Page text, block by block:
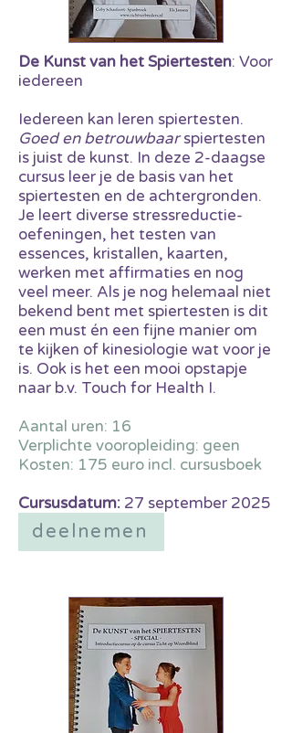
De Kunst van het Spiertesten: Voor
iedereen
Iedereen kan leren spiertesten.
Goed en betrouwbaarspiertesten
is juist de kunst. In deze 2-daagse
cursus leer je de basis van het
spiertesten en de achtergronden.
Je leert diverse stressreductie-
oefeningen, het testen van
essences, kristallen, kaarten,
werken met affirmaties en nog
veel meer. Als je nog helemaal niet
bekend bent met spiertesten is dit
een must én een fijne manier om
te kijken of kinesiologie wat voor je
is. Ook is het een mooi opstapje
naar b.v. Touch for Health I.
Aantal uren: 16
Verplichte vooropleiding: geen
Kosten: 175 euro incl. cursusboek
Cursusdatum: 27 september 2025
deelnemen